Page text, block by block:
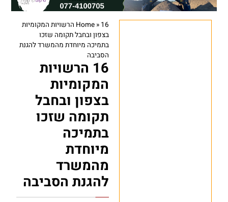
Home »
16 הרשויות המקומיות
בצפון ובחבל תקומה שזכו
בתמיכה מיוחדת מהמשרד להגנת
הסביבה
16 הרשויות
המקומיות
בצפון ובחבל
תקומה שזכו
בתמיכה
מיוחדת
מהמשרד
להגנת הסביבה